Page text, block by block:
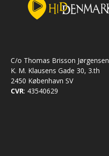
C/o Thomas Brisson Jørgensen
K. M. Klausens Gade 30, 3.th
2450 København SV
CVR: 43540629